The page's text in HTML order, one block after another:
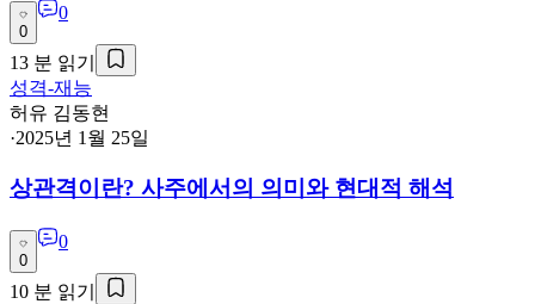
0
0
13 분 읽기
성격-재능
허유 김동현
·2025년 1월 25일
상관격이란? 사주에서의 의미와 현대적 해석
0
0
10 분 읽기